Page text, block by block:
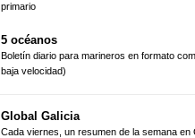
primario
5 océanos
Boletín diario para marineros en formato
baja velocidad)
Global Galicia
Cada viernes, un resumen de la semana en